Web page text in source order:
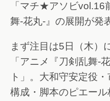
「マチ★アソビvol.16
舞-花丸-』の展開が発
まず注目は5日（木）
「アニメ『刀剣乱舞-
ト」。大和守安定役
構成・脚本のピエー